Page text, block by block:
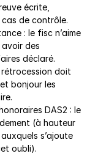
écrite,
de contrôle.
: le fisc n’aime
des
déclaré.
doit
bonjour les
DAS2 : le
(à hauteur
s’ajoute
oubli).